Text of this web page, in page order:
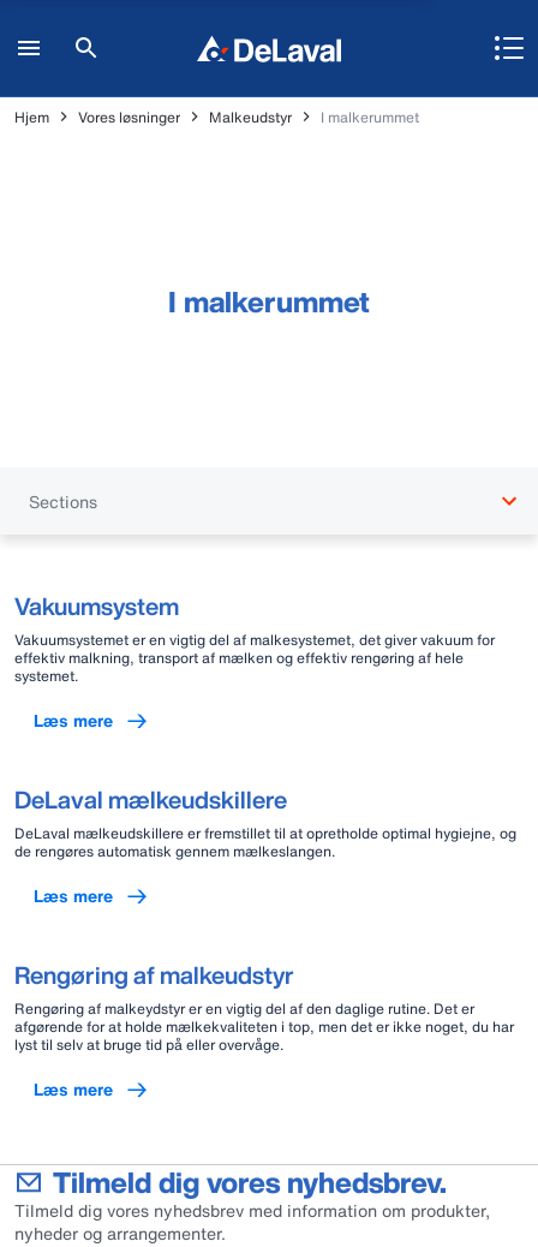
Hjem Vores løsninger Malkeudstyr I malkerummet
I malkerummet
Sections
Vakuumsystem
Vakuumsystemet er en vigtig del af malkesystemet, det giver vakuum for
effektiv malkning, transport af mælken og effektiv rengøring af hele
systemet.
Læs mere
DeLaval mælkeudskillere
DeLaval mælkeudskillere er fremstillet til at opretholde optimal hygiejne, og
de rengøres automatisk gennem mælkeslangen.
Læs mere
Rengøring af malkeudstyr
Rengøring af malkeydstyr er en vigtig del af den daglige rutine. Det er
afgørende for at holde mælkekvaliteten i top, men det er ikke noget, du har
lyst til selv at bruge tid på eller overvåge.
Læs mere
Tilmeld dig vores nyhedsbrev.
Tilmeld dig vores nyhedsbrev med information om produkter,
nyheder og arrangementer.